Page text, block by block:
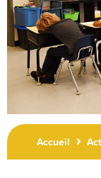
Accueil